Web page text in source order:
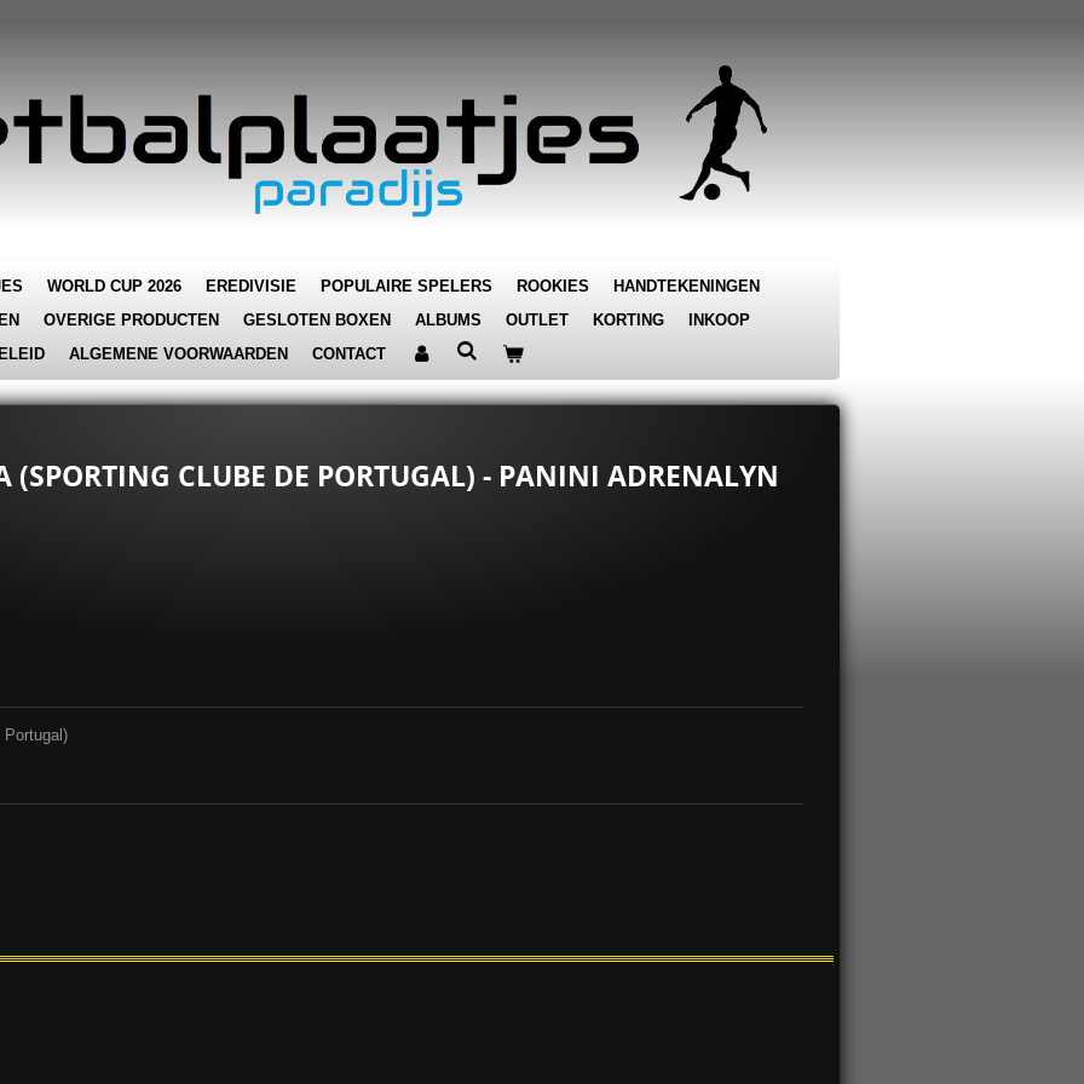
WORLD CUP 2026 EREDIVISIE POPULAIRE SPELERS ROOKIES
HANDTEKENINGEN
OVERIGE PRODUCTEN GESLOTEN BOXEN ALBUMS OUTLET KORTING
INKOOP
ALGEMENE VOORWAARDEN CONTACT
(SPORTING CLUBE DE PORTUGAL) - PANINI ADRENALYN
Portugal)